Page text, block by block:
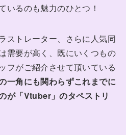
いるのも魅力のひとつ！
ストレーター、さらに人気同
需要が高く、既にいくつもの
フがご紹介させて頂いている
一角にも関わらずこれまでに
が「Vtuber」のタペストリ